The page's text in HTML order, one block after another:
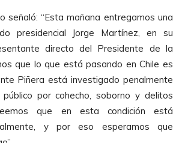
señaló: “Esta mañana entregamos una
presidencial Jorge Martínez, en su
directo del Presidente de la
que lo que está pasando en Chile es
Piñera está investigado penalmente
por cohecho, soborno y delitos
que en esta condición está
y por eso esperamos que